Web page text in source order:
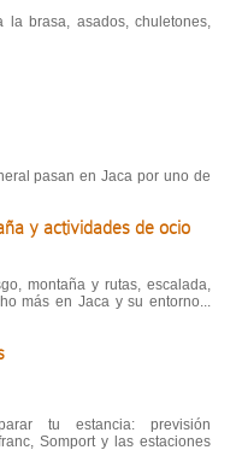
la brasa, asados, chuletones,
pasan en Jaca por uno de
y actividades de ocio
montaña y rutas, escalada,
más en Jaca y su entorno...
tu estancia: previsión
Somport y las estaciones